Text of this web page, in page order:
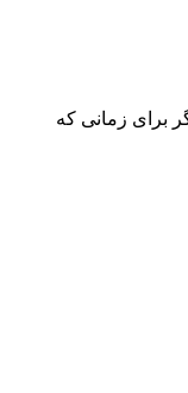
زمانی که